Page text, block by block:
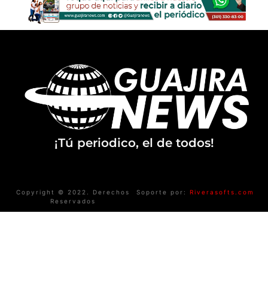
¡Tú periodico, el de todos!
Copyright © 2022. Derechos
Reservados
Soporte por: Riverasofts.com